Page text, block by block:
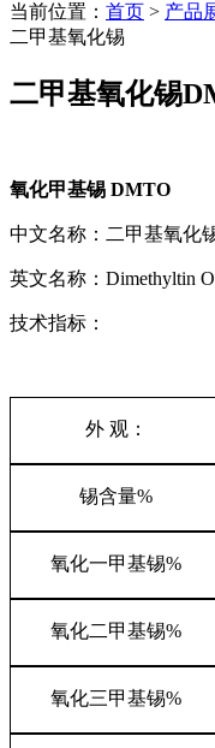
当前位置： 首页 > 产品
二甲基氧化锡
二甲基氧化锡
氧化甲基锡 DMTO
中文名称：二甲基氧化
英文名称：
技术指标：
外 观：
锡含量%
氧化一甲基锡%
氧化二甲基锡%
氧化三甲基锡%